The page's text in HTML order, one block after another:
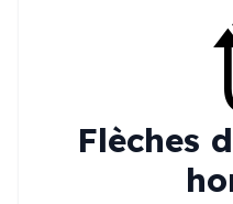
Flèches